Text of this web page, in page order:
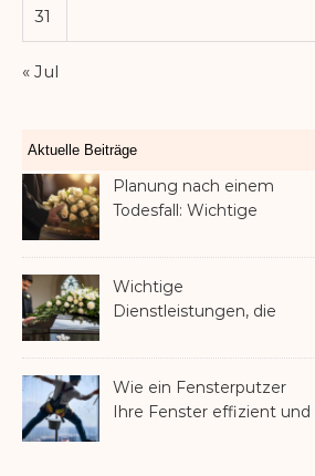
31
« Jul
Aktuelle Beiträge
Planung nach einem
Todesfall: Wichtige
Familie in Betracht ziehen
sollte
Wichtige
Dienstleistungen, die
Verlust eines geliebten
Menschen helfen können
Wie ein Fensterputzer
Ihre Fenster effizient und